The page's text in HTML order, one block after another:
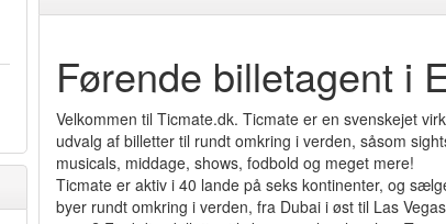
Førende billetagent i
Velkommen til Ticmate.dk. Ticmate er en svenskejet
udvalg af billetter til rundt omkring i verden, såsom
musicals, middage, shows, fodbold og meget mere!
Ticmate er aktiv i 40 lande på seks kontinenter, og
byer rundt omkring i verden, fra Dubai i øst til Las